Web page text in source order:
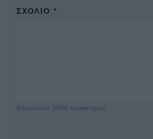
ΣΧΌΛΙΟ *
Απομένουν 2500 χαρακτήρες